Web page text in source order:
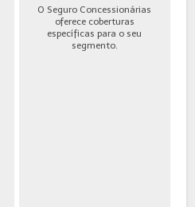
O Seguro Concessionárias
oferece coberturas
específicas para o seu
segmento.